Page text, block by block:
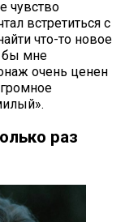
чувство
встретиться с
что-то новое
бы мне
очень ценен
раз